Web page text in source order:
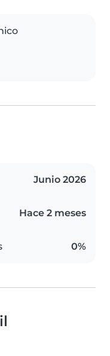
Junio 2026
Hace 2 meses
0%